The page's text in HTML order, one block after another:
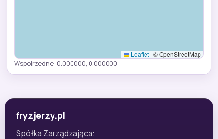
Leaflet | © OpenStreetMap
Wspolrzedne: 0.000000, 0.000000
fryzjerzy.pl
Spółka Zarządzająca: